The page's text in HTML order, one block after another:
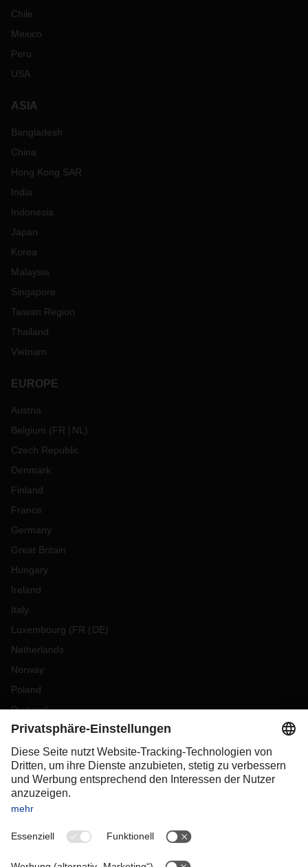
Chile
Mexico
Peru
USA
ASIA
Bangladesh
China
Hong Kong SAR
India
Indonesia
Japan
Korea
Malaysia
Singapore
Taiwan Region
Thailand
Vietnam
EUROPE
Austria
Belgium (FR NL )
Czech Republic
Denmark
Finland
France
Germany
Great Britain
Hungary
Ireland
Italy
Luxembourg (FR DE)
Netherlands
Norway
Poland
Portugal
Romania
Slovakia
Spain
Sweden
Switzerland
OCEANIA